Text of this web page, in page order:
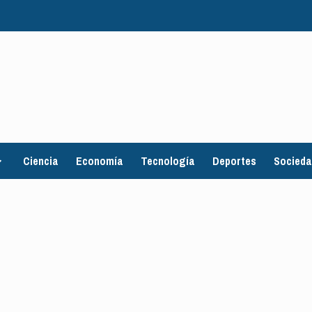
Ciencia Economía Tecnología Deportes